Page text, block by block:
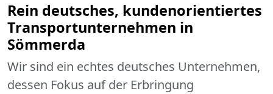
Rein deutsches, kundenorientiertes
Transportunternehmen in
Sömmerda
Wir sind ein echtes deutsches Unternehmen,
dessen Fokus auf der Erbringung